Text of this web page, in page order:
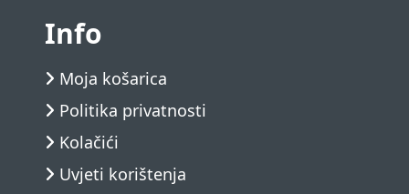
Info
Moja košarica
Politika privatnosti
Kolačići
Uvjeti korištenja